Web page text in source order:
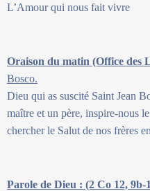
L’Amour qui nous fait vivre
Oraison du matin (Office des
Bosco.
Dieu qui as suscité Saint Jean
maître et un père, inspire-nous
chercher le Salut de nos frères
Parole de Dieu : (2 Co 12,